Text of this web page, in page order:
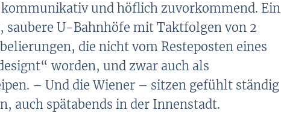
und höflich zuvorkommend. Ein
U-Bahnhöfe mit Taktfolgen von 2
die nicht vom Resteposten eines
worden, und zwar auch als
– Und die Wiener – sitzen gefühlt ständig
auch spätabends in der Innenstadt.